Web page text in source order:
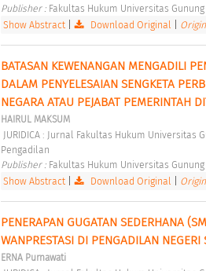
Publisher : Fakultas Hukum Universitas Gunung
Show Abstract| Download Original
BATASAN KEWENANGAN MENGADILI
DALAM PENYELESAIAN SENGKETA
NEGARA ATAU PEJABAT PEMERINTAH
HAIRUL MAKSUM
Pengadilan
Publisher : Fakultas Hukum Universitas Gunung
Show Abstract| Download Original
PENERAPAN GUGATAN SEDERHANA
WANPRESTASI DI PENGADILAN NEGERI
ERNA Purnawati